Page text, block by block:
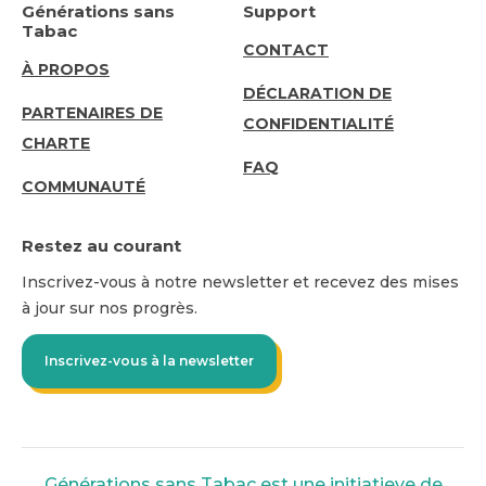
Générations sans
Tabac
ABOUT
US
À PROPOS
PARTENAIRES DE
CHARTE
COMMUNAUTÉ
Support
SUPPORT
CONTACT
DÉCLARATION DE
CONFIDENTIALITÉ
FAQ
Restez au courant
Inscrivez-vous à notre newsletter et recevez des mises
à jour sur nos progrès.
Inscrivez-vous à la newsletter